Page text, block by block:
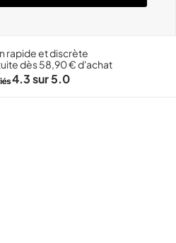
rapide et discrète
dès 58,90 € d'achat
4.3sur 5.0